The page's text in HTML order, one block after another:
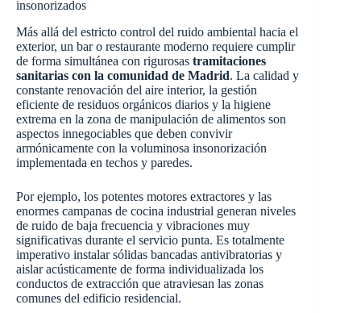
insonorizados
Más allá del estricto control del ruido ambiental hacia el
exterior, un bar o restaurante moderno requiere cumplir
de forma simultánea con rigurosas tramitaciones
sanitarias con la comunidad de Madrid. La calidad y
constante renovación del aire interior, la gestión
eficiente de residuos orgánicos diarios y la higiene
extrema en la zona de manipulación de alimentos son
aspectos innegociables que deben convivir
armónicamente con la voluminosa insonorización
implementada en techos y paredes.
Por ejemplo, los potentes motores extractores y las
enormes campanas de cocina industrial generan niveles
de ruido de baja frecuencia y vibraciones muy
significativas durante el servicio punta. Es totalmente
imperativo instalar sólidas bancadas antivibratorias y
aislar acústicamente de forma individualizada los
conductos de extracción que atraviesan las zonas
comunes del edificio residencial.